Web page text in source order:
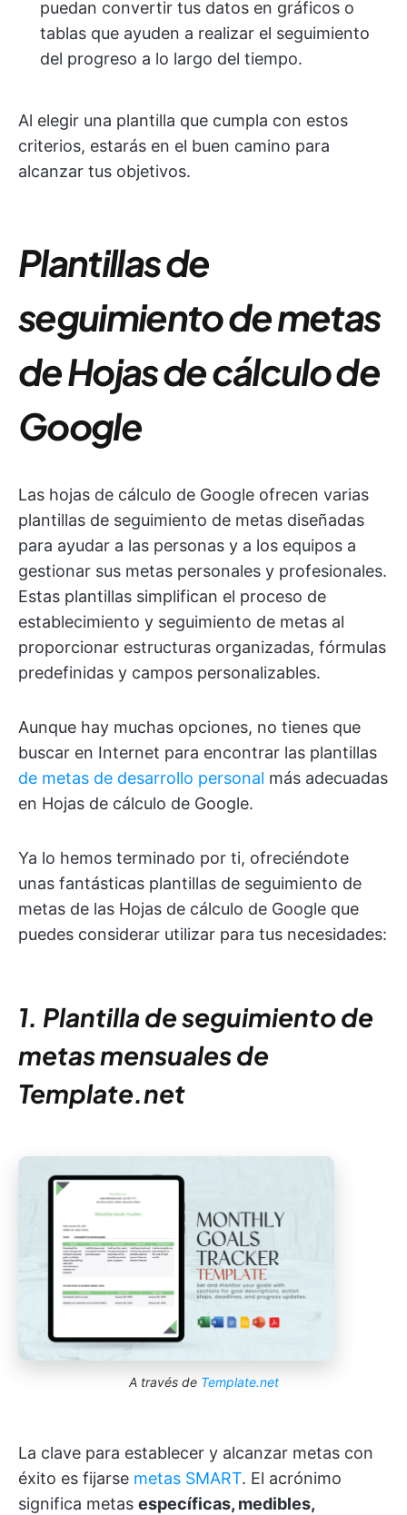
puedan convertir tus datos en gráficos o
tablas que ayuden a realizar el seguimiento
del progreso a lo largo del tiempo.
Al elegir una plantilla que cumpla con estos
criterios, estarás en el buen camino para
alcanzar tus objetivos.
Plantillas de
seguimiento de metas
de Hojas de cálculo de
Google
Las hojas de cálculo de Google ofrecen varias
plantillas de seguimiento de metas diseñadas
para ayudar a las personas y a los equipos a
gestionar sus metas personales y profesionales.
Estas plantillas simplifican el proceso de
establecimiento y seguimiento de metas al
proporcionar estructuras organizadas, fórmulas
predefinidas y campos personalizables.
Aunque hay muchas opciones, no tienes que
buscar en Internet para encontrar las plantillas
de metas de desarrollo personal más adecuadas
en Hojas de cálculo de Google.
Ya lo hemos terminado por ti, ofreciéndote
unas fantásticas plantillas de seguimiento de
metas de las Hojas de cálculo de Google que
puedes considerar utilizar para tus necesidades:
1. Plantilla de seguimiento de
metas mensuales de
Template.net
A través de Template.net
La clave para establecer y alcanzar metas con
éxito es fijarse metas SMART. El acrónimo
significa metas específicas, medibles,